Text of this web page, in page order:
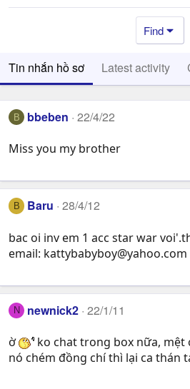
Find
Tin nhắn hồ sơ Latest activity
B bbeben 22/4/22
Miss you my brother
B Baru 28/4/12
bac oi inv em 1 acc star war
email: kattybabyboy@yahoo.com
N newnick2 22/1/11
ờ
ko chat trong box nữa, mệt
nó chém đồng chí thì lại ca thán